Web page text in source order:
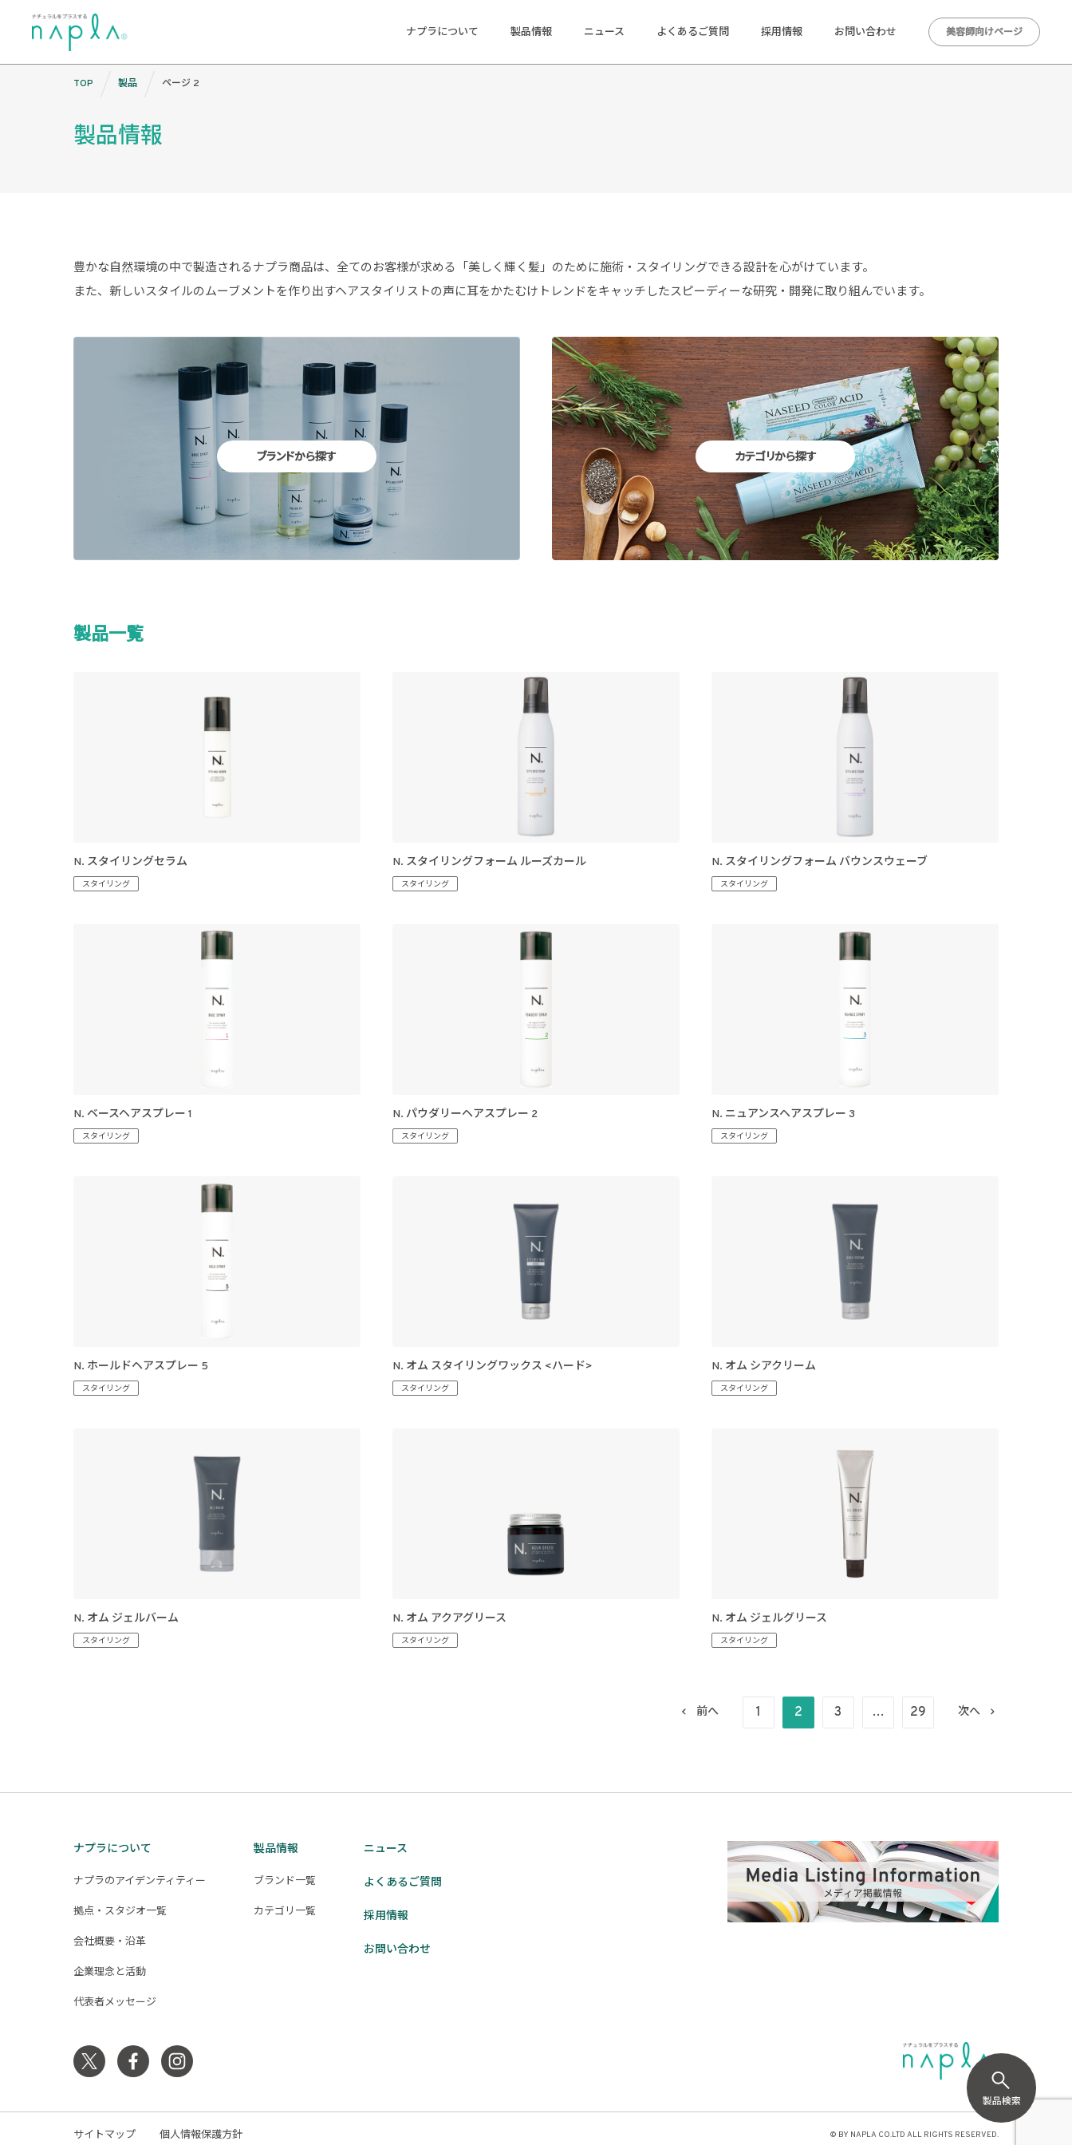
ナプラについて 製品情報 ニュース よくあるご質問 採用情報 お問い合わせ 美容師向けページ
製品情報
豊かな自然環境の中で製造されるナプラ商品は、全てのお客様が求める「美しく輝く髪」のために施術・スタイリングできる設計を心がけています。
また、新しいスタイルのムーブメントを作り出すヘアスタイリストの声に耳をかたむけトレンドをキャッチしたスピーディーな研究・開発に取り組んでいます。
ブランドから探す カテゴリから探す
製品一覧
N. スタイリングセラム
スタイリング
N. スタイリングフォーム ルーズカール
スタイリング
N. スタイリングフォーム バウンスウェーブ
スタイリング
N. ベースヘアスプレー 1
スタイリング
N. パウダリーヘアスプレー 2
スタイリング
N. ニュアンスヘアスプレー 3
スタイリング
N. ホールドヘアスプレー 5
スタイリング
N. オム スタイリングワックス <ハード>
スタイリング
N. オム シアクリーム
スタイリング
N. オム ジェルバーム
スタイリング
N. オム アクアグリース
スタイリング
N. オム ジェルグリース
スタイリング
送
り
前へ 1 2 3 … 29 次へ
TOP 製品 ページ 2
ナプラについて
ナプラのアイデンティティー
拠点・スタジオ一覧
会社概要・沿革
企業理念と活動
代表者メッセージ
製品情報
ブランド一覧
カテゴリ一覧
ニュース
よくあるご質問
採用情報
お問い合わせ
サイトマップ 個人情報保護方針 © BY NAPLA CO.LTD ALL RIGHTS RESERVED.